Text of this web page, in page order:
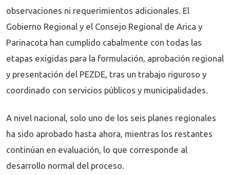
observaciones ni requerimientos adicionales. El
Gobierno Regional y el Consejo Regional de Arica y
Parinacota han cumplido cabalmente con todas las
etapas exigidas para la formulación, aprobación regional
y presentación del PEZDE, tras un trabajo riguroso y
coordinado con servicios públicos y municipalidades.
A nivel nacional, solo uno de los seis planes regionales
ha sido aprobado hasta ahora, mientras los restantes
continúan en evaluación, lo que corresponde al
desarrollo normal del proceso.